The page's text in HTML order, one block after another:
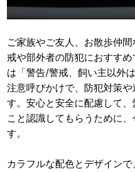
ご家族やご友人、お散歩仲
戒や部外者の防犯におすす
は「警告/警戒、飼い主以外
注意呼びかけで、防犯対策
す。安心と安全に配慮して
こと認識してもらうために
す。
カラフルな配色とデザイン